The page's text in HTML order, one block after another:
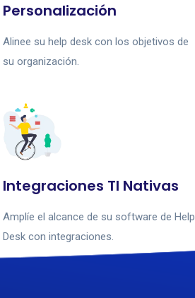
Personalización
Alinee su help desk con los objetivos de
su organización.
Integraciones TI Nativas
Amplíe el alcance de su software de Help
Desk con integraciones.